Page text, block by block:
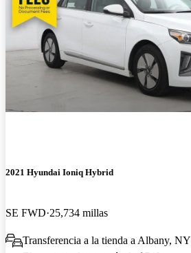
2021 Hyundai Ioniq Hybrid
SE FWD 25,734 millas
Transferencia a la tienda a Albany, NY